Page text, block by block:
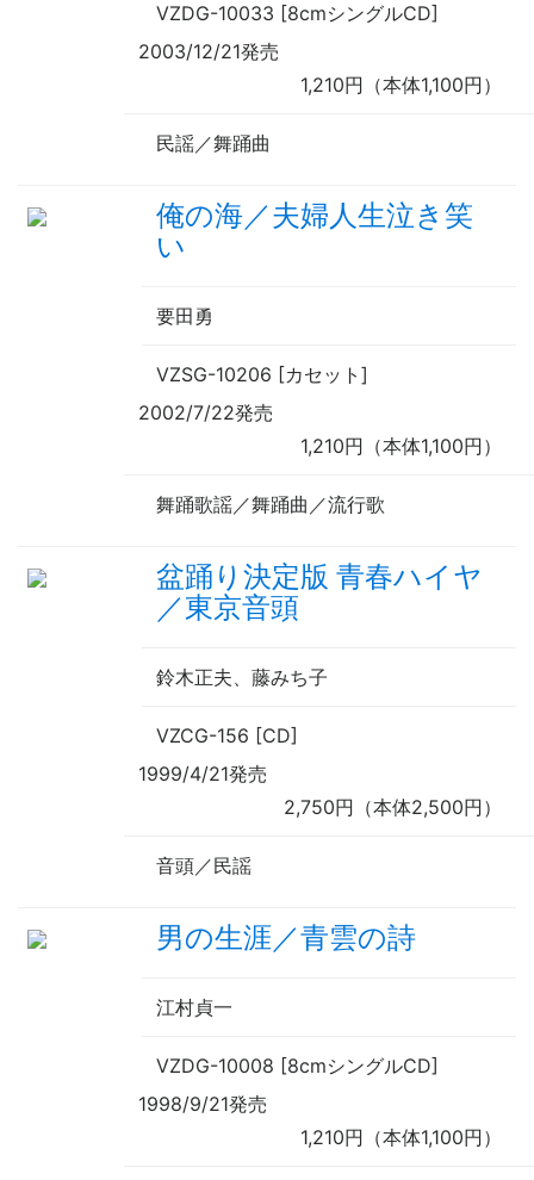
VZDG-10033 [8cmシングルCD]
2003/12/21発売
1,210円（本体1,100円）
民謡／舞踊曲
俺の海／夫婦人生泣き笑
い
要田勇
VZSG-10206 [カセット]
2002/7/22発売
1,210円（本体1,100円）
舞踊歌謡／舞踊曲／流行歌
盆踊り決定版 青春ハイヤ
／東京音頭
鈴木正夫、藤みち子
VZCG-156 [CD]
1999/4/21発売
2,750円（本体2,500円）
音頭／民謡
男の生涯／青雲の詩
江村貞一
VZDG-10008 [8cmシングルCD]
1998/9/21発売
1,210円（本体1,100円）